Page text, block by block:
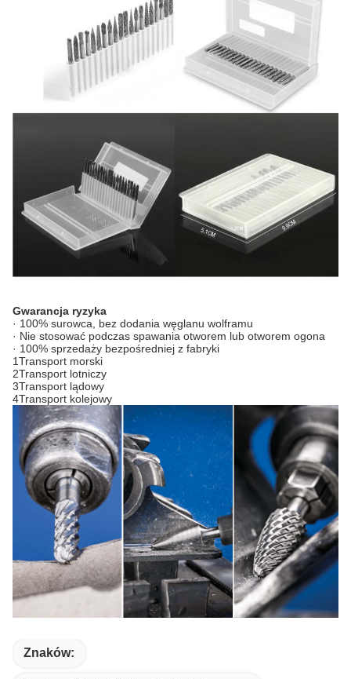
Gwarancja ryzyka
· 100% surowca, bez dodania węglanu wolframu
· Nie stosować podczas spawania otworem lub otworem ogona
· 100% sprzedaży bezpośredniej z fabryki
1Transport morski
2Transport lotniczy
3Transport lądowy
4Transport kolejowy
Znaków: